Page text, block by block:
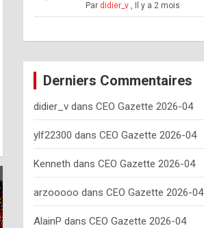
Par didier_v, Il y a 2 mois
Derniers Commentaires
didier_vdans CEO Gazette 2026-04
ylf22300 dans CEO Gazette 2026-04
Kenneth dans CEO Gazette 2026-04
arzooooo dans CEO Gazette 2026-04
AlainP dans CEO Gazette 2026-04